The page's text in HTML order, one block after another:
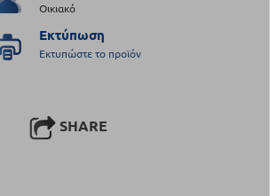
Οικιακό
Εκτύπωση
Εκτυπώστε το προϊόν
SHARE